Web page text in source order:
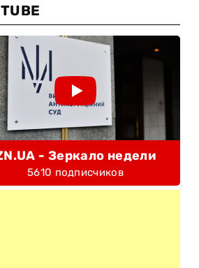
- Зеркало недели
5610 подписчиков